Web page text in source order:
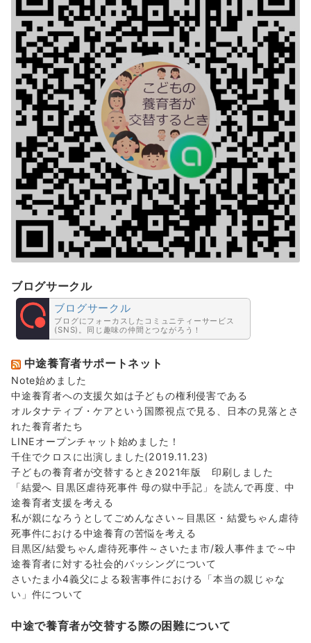
ブログサークル
ブログサークル
ブログにフォーカスしたコミュニティーサービス
(SNS)。同じ趣味の仲間とつながろう！
中途養育者サポートネット
Note始めました
中途養育者への支援欠如は子どもの権利侵害である
オルタナティブ・ケアという国際視点で見る、日本の見落とさ
れた養育者たち
LINEオープンチャット始めました！
千住でクロスに出演しました(2019.11.23)
子どもの養育者が交替するとき2021年版 印刷しました
「結愛へ 目黒区虐待死事件 母の獄中手記」を読んで再度、中
途養育者支援を考える
私が親になろうとしてごめんなさい～目黒区・結愛ちゃん虐待
死事件における中途養育の苦悩を考える
目黒区/結愛ちゃん虐待死事件～さいたま市/殺人事件まで～中
途養育者に対する社会的バッシングについて
さいたま小4義父による殺害事件における「本当の親じゃな
い」件について
中途で養育者が交替する際の困難について